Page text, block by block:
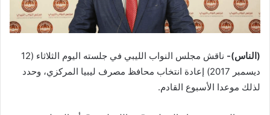
(الناس)-
ناقش مجلس النواب الليبي في جلسته اليوم الثلاثاء (12
ديسمبر 2017) إعادة انتخاب محافظ مصرف ليبيا المركزي، وحدد
لذلك موعدا الأسبوع القادم.